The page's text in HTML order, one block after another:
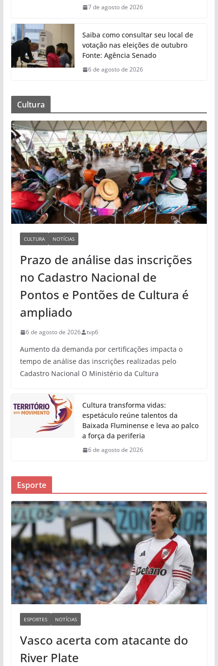
7 de agosto de 2026
Saiba como consultar seu local de
votação nas eleições de outubro
Fonte: Agência Senado
6 de agosto de 2026
Cultura
CULTURA NOTÍCIAS
Prazo de análise das inscrições
no Cadastro Nacional de
Pontos e Pontões de Cultura é
ampliado
6 de agosto de 2026 tvp6
Aumento da demanda por certificações impacta o
tempo de análise das inscrições realizadas pelo
Cadastro Nacional O Ministério da Cultura
Cultura transforma vidas:
espetáculo reúne talentos da
Baixada Fluminense e leva ao palco
a força da periferia
6 de agosto de 2026
Esporte
ESPORTES NOTÍCIAS
Vasco acerta com atacante do
River Plate